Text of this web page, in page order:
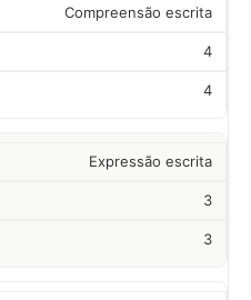
Compreensão escrita
4
4
Expressão escrita
3
3